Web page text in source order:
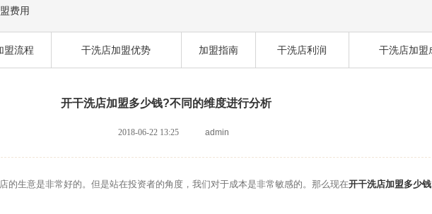
费用
盟流程 干洗店加盟优势 加盟指南 干洗店利润 干洗店加盟
开干洗店加盟多少钱?不同的维度进行分析
2018-06-22 13:25 admin
生意是非常好的。但是站在投资者的角度，我们对于成本是非常敏感的。那么现在开干洗店加盟多少